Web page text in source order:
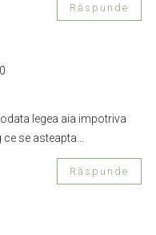
Răspunde
legea aia impotriva
se asteapta…
Răspunde